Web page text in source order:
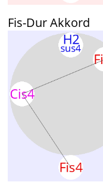
Fis-Dur Akkord